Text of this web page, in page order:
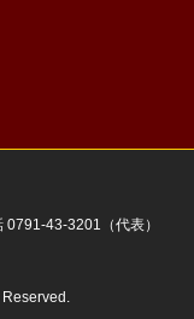
43-3201（代表）